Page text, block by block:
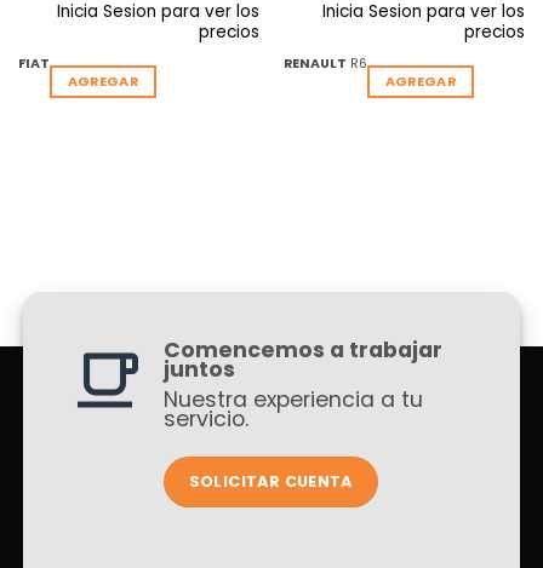
Inicia Sesion para ver los
precios
FIAT
AGREGAR
Inicia Sesion para ver los
precios
RENAULT R6
AGREGAR
Comencemos a trabajar
juntos
Nuestra experiencia a tu
servicio.
SOLICITAR CUENTA